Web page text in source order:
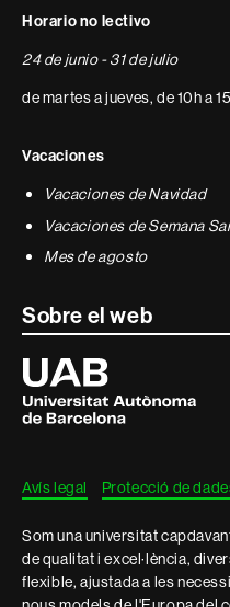
Horario no lectivo
24 de junio - 31 de julio
de martes a jueves, de 10h a
Vacaciones
Vacaciones de Navidad
Vacaciones de Semana
Mes de agosto
Sobre el web
Universitat
Autònoma
de
Barcelona
Avís legal Protecció de
Som una universitat
de qualitat i excel·lència,
flexible, ajustada a les